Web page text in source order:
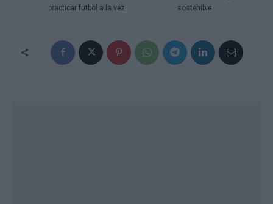
practicar futbol a la vez
sostenible